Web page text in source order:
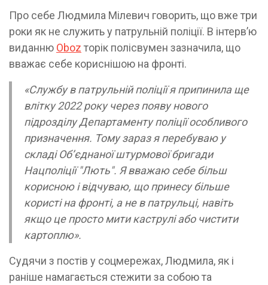
Про себе Людмила Мілевич говорить, що вже три
роки як не служить у патрульній поліції. В інтервʼю
виданню Oboz торік полісвумен зазначила, що
вважає себе кориснішою на фронті.
«Службу в патрульній поліції я припинила ще
влітку 2022 року через появу нового
підрозділу Департаменту поліції особливого
призначення. Тому зараз я перебуваю у
складі Об’єднаної штурмової бригади
Нацполіції "Лють". Я вважаю себе більш
корисною і відчуваю, що принесу більше
користі на фронті, а не в патрульці, навіть
якщо це просто мити каструлі або чистити
картоплю».
Судячи з постів у соцмережах, Людмила, як і
раніше намагається стежити за собою та